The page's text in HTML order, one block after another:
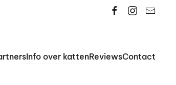
Info over kattenReviewsContact